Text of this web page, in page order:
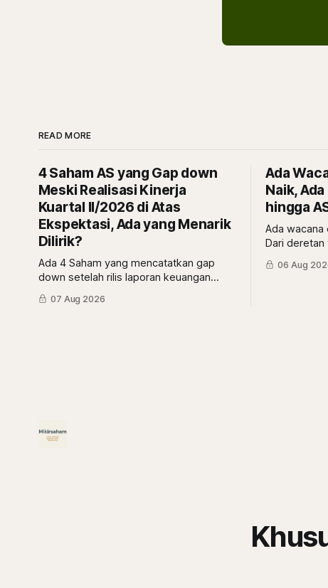
READ MORE
4 Saham AS yang Gap down
Meski Realisasi Kinerja
Kuartal II/2026 di Atas
Ekspektasi, Ada yang Menarik
Dilirik?
Ada 4 Saham yang mencatatkan gap
down setelah rilis laporan keuangan
kuartal II/2026. Apakah itu tanda kiamat
atau malah tanda diskon? simak
07 Aug 2026
Ada
Naik, Ada
hingga
Ada wacana
Dari deretan
BNBR, dan
06 Aug